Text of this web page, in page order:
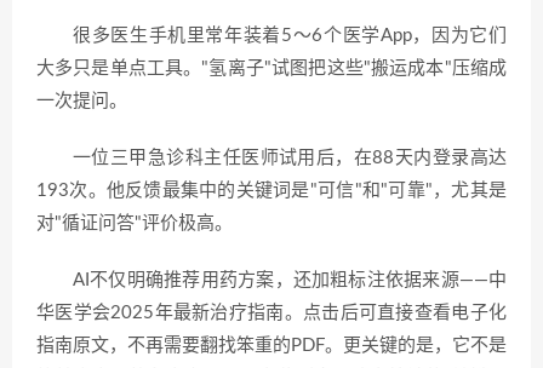
很多医生手机里常年装着5～6个医学App，因为它们
大多只是单点工具。"氢离子"试图把这些"搬运成本"压缩成
一次提问。
一位三甲急诊科主任医师试用后，在88天内登录高达
193次。他反馈最集中的关键词是"可信"和"可靠"，尤其是
对"循证问答"评价极高。
AI不仅明确推荐用药方案，还加粗标注依据来源——中
华医学会2025年最新治疗指南。点击后可直接查看电子化
指南原文，不再需要翻找笨重的PDF。更关键的是，它不是